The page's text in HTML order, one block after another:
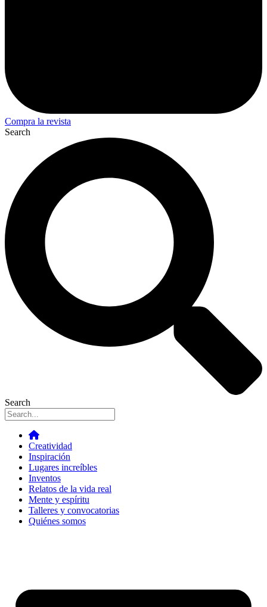
Compra la revista
Search
Search
Creatividad
Inspiración
Lugares increíbles
Inventos
Relatos de la vida real
Mente y espíritu
Talleres y convocatorias
Quiénes somos